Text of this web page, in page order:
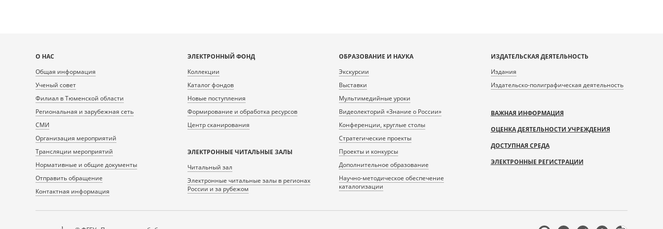
Карта
сайта
О НАС
Общая информация
Ученый совет
Филиал в Тюменской области
Региональная и зарубежная сеть
СМИ
Организация мероприятий
Трансляции мероприятий
Нормативные и общие документы
Отправить обращение
Контактная информация
ЭЛЕКТРОННЫЙ ФОНД
Коллекции
Каталог фондов
Новые поступления
Формирование и обработка ресурсов
Центр сканирования
ЭЛЕКТРОННЫЕ ЧИТАЛЬНЫЕ ЗАЛЫ
Читальный зал
Электронные читальные залы в регионах
России и за рубежом
ОБРАЗОВАНИЕ И НАУКА
Экскурсии
Выставки
Мультимедийные уроки
Видеолекторий «Знание о России»
Конференции, круглые столы
Стратегические проекты
Проекты и конкурсы
Дополнительное образование
Научно-методическое обеспечение
каталогизации
ИЗДАТЕЛЬСКАЯ ДЕЯТЕЛЬНОСТЬ
Издания
Издательско-полиграфическая деятельность
ВАЖНАЯ ИНФОРМАЦИЯ
ОЦЕНКА ДЕЯТЕЛЬНОСТИ УЧРЕЖДЕНИЯ
ДОСТУПНАЯ СРЕДА
ЭЛЕКТРОННЫЕ РЕГИСТРАЦИИ